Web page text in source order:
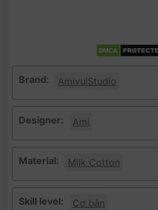
Brand: AmivuiStudio
Designer: Ami
Material: Milk Cotton
Skill level: Cơ bản